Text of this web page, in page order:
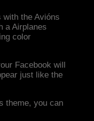
with the Avións
a Airplanes
color
Facebook will
just like the
theme, you can